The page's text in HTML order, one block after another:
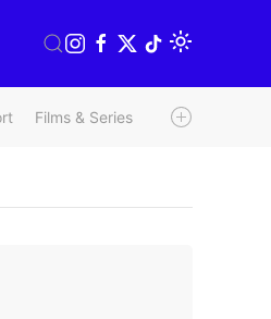
Films & Series Radio & TV